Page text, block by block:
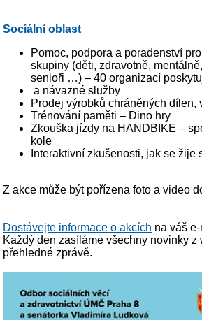
Sociální oblast
Pomoc, podpora a poradenství
skupiny (děti, zdravotně,
senioři …) – 40 organizací
a návazné služby
Prodej výrobků chráněných dílen,
Trénování paměti – Dino hry
Zkouška jízdy na HANDBIKE –
kole
Interaktivní zkušenosti, jak se žije
Z akce může být pořízena foto a video
Dostávejte informace o akcích na váš
Každý den zasíláme všechny novinky z
přehledné zprávě.